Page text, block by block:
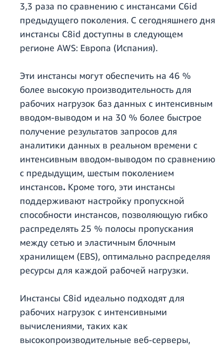
3,3 раза по сравнению с инстансами C6id
предыдущего поколения. С сегодняшнего дня
инстансы C8id доступны в следующем
регионе AWS: Европа (Испания).
Эти инстансы могут обеспечить на 46 %
более высокую производительность для
рабочих нагрузок баз данных с интенсивным
вводом-выводом и на 30 % более быстрое
получение результатов запросов для
аналитики данных в реальном времени с
интенсивным вводом-выводом по сравнению
с предыдущим, шестым поколением
инстансов. Кроме того, эти инстансы
поддерживают настройку пропускной
способности инстансов, позволяющую гибко
распределять 25 % полосы пропускания
между сетью и эластичным блочным
хранилищем (EBS), оптимально распределяя
ресурсы для каждой рабочей нагрузки.
Инстансы C8id идеально подходят для
рабочих нагрузок с интенсивными
вычислениями, таких как
высокопроизводительные веб-серверы,